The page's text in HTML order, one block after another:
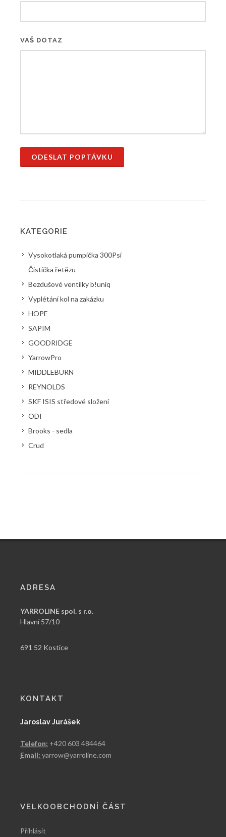
VAŠ DOTAZ
ODESLAT POPTÁVKU
KATEGORIE
Vysokotlaká pumpička 300Psi
Čistička řetězu
Bezdušové ventilky b!uniq
Vyplétání kol na zakázku
HOPE
SAPIM
GOODRIDGE
YarrowPro
MIDDLEBURN
REYNOLDS
SKF ISIS středové složení
ODI
Brooks - sedla
Crud
ADRESA
YARROLINE spol. s r.o.
Hlavní 57/10
691 52 Kostice
KONTAKT
Jaroslav Jurášek
Telefon: +420 603 484464
Email: yarrow@yarroline.com
VELKOOBCHODNÍ ČÁST
Přihlásit